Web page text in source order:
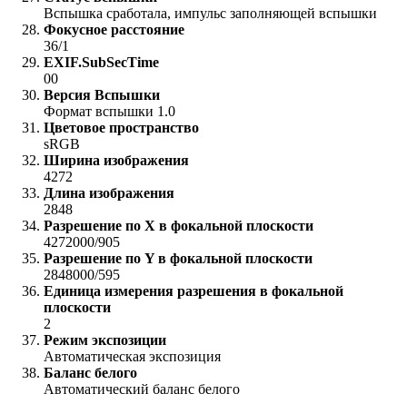
Вспышка сработала, импульс заполняющей вспышки
Фокусное расстояние
36/1
EXIF.SubSecTime
00
Версия Вспышки
Формат вспышки 1.0
Цветовое пространство
sRGB
Ширина изображения
4272
Длина изображения
2848
Разрешение по X в фокальной плоскости
4272000/905
Разрешение по Y в фокальной плоскости
2848000/595
Единица измерения разрешения в фокальной
плоскости
2
Режим экспозиции
Автоматическая экспозиция
Баланс белого
Автоматический баланс белого